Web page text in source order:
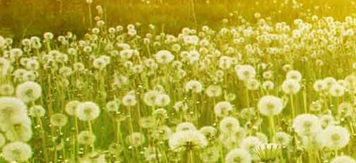
esslinger-talblick_20